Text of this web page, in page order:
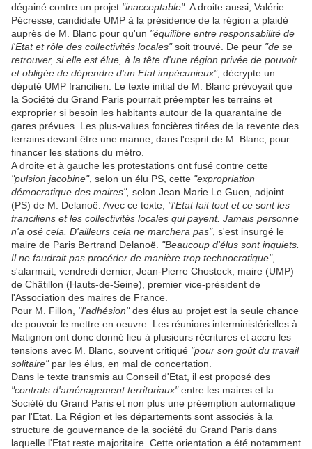
dégainé contre un projet "inacceptable". A droite aussi, Valérie
Pécresse, candidate UMP à la présidence de la région a plaidé
auprès de M. Blanc pour qu'un "équilibre entre responsabilité de
l'Etat et rôle des collectivités locales"soit trouvé. De peur "de se
retrouver, si elle est élue, à la tête d'une région privée de pouvoir
et obligée de dépendre d'un Etat impécunieux", décrypte un
député UMP francilien. Le texte initial de M. Blanc prévoyait que
la Société du Grand Paris pourrait préempter les terrains et
exproprier si besoin les habitants autour de la quarantaine de
gares prévues. Les plus-values foncières tirées de la revente des
terrains devant être une manne, dans l'esprit de M. Blanc, pour
financer les stations du métro.
A droite et à gauche les protestations ont fusé contre cette
"pulsion jacobine", selon un élu PS, cette "expropriation
démocratique des maires", selon Jean Marie Le Guen, adjoint
(PS) de M. Delanoë. Avec ce texte, "l'Etat fait tout et ce sont les
franciliens et les collectivités locales qui payent. Jamais personne
n'a osé cela. D'ailleurs cela ne marchera pas", s'est insurgé le
maire de Paris Bertrand Delanoë. "Beaucoup d'élus sont inquiets.
Il ne faudrait pas procéder de manière trop technocratique",
s'alarmait, vendredi dernier, Jean-Pierre Chosteck, maire (UMP)
de Châtillon (Hauts-de-Seine), premier vice-président de
l'Association des maires de France.
Pour M. Fillon, "l'adhésion"des élus au projet est la seule chance
de pouvoir le mettre en oeuvre. Les réunions interministérielles à
Matignon ont donc donné lieu à plusieurs récritures et accru les
tensions avec M. Blanc, souvent critiqué "pour son goût du travail
solitaire"par les élus, en mal de concertation.
Dans le texte transmis au Conseil d'Etat, il est proposé des
"contrats d'aménagement territoriaux"entre les maires et la
Société du Grand Paris et non plus une préemption automatique
par l'Etat. La Région et les départements sont associés à la
structure de gouvernance de la société du Grand Paris dans
laquelle l'Etat reste majoritaire. Cette orientation a été notamment